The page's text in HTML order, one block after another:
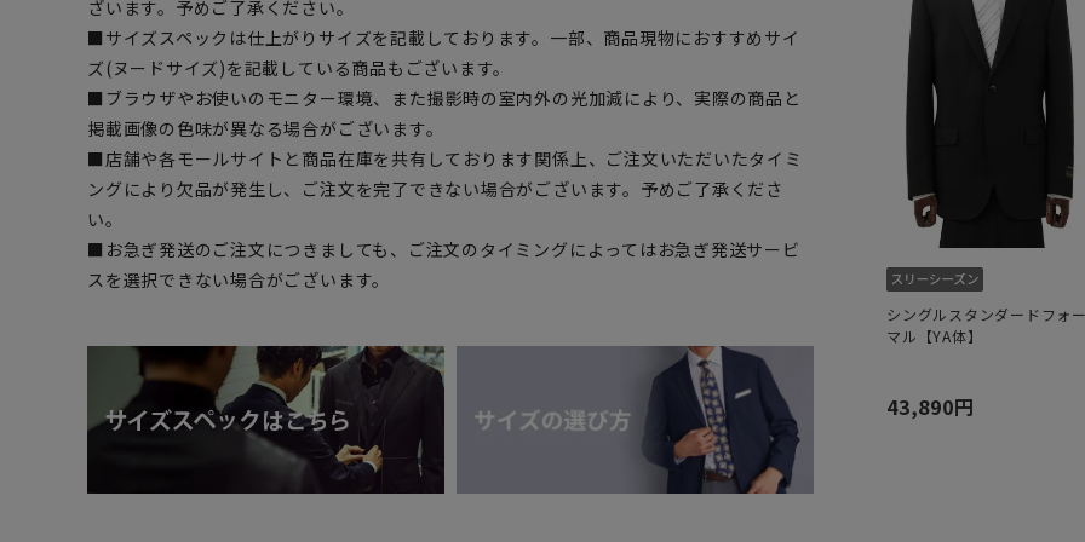
ざいます。予めご了承ください。
■サイズスペックは仕上がりサイズを記載しております。一部、商品現物におすすめサイ
ズ(ヌードサイズ)を記載している商品もございます。
■ブラウザやお使いのモニター環境、また撮影時の室内外の光加減により、実際の商品と
掲載画像の色味が異なる場合がございます。
■店舗や各モールサイトと商品在庫を共有しております関係上、ご注文いただいたタイミ
ングにより欠品が発生し、ご注文を完了できない場合がございます。予めご了承くださ
い。
■お急ぎ発送のご注文につきましても、ご注文のタイミングによってはお急ぎ発送サービ
スを選択できない場合がございます。
シングルスタンダードフォ
マル【YA体】
43,890円